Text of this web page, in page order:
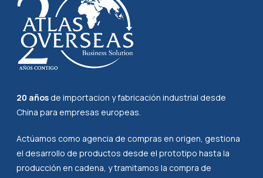
20 años de importacion y fabricación industrial desde
China para empresas europeas.
Actúamos como agencia de compras en origen, gestiona
el desarrollo de productos desde el prototipo hasta la
producción en cadena, y tramitamos la compra de